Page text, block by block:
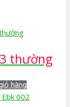
thường
hàng